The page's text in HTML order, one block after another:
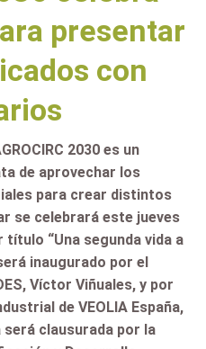
presentar
con
2030 es un
de aprovechar los
para crear distintos
se celebrará este jueves
título “Una segunda vida a
inaugurado por el
Víctor Viñuales, y por
de VEOLIA España,
será clausurada por la